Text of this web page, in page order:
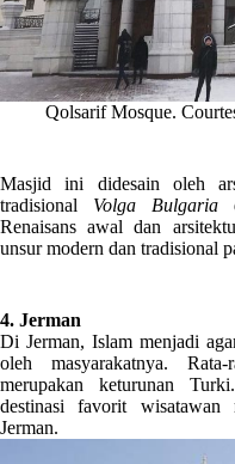
Qolsarif Mosque.
Masjid ini didesain oleh
tradisional Volga Bulgaria
Renaisans awal dan
unsur modern dan tradisional
4. Jerman
Di Jerman, Islam menjadi
oleh masyarakatnya.
merupakan keturunan
destinasi favorit
Jerman.